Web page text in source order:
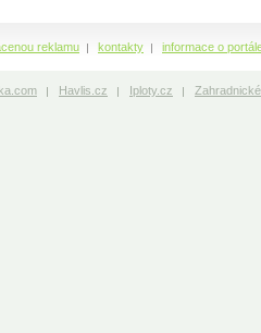
reklamu kontakty informace o
Havlis.cz Iploty.cz